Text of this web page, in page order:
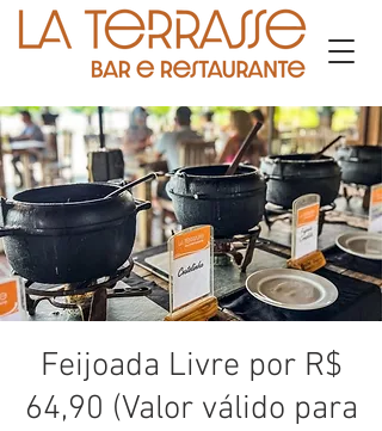
Feijoada Livre por R$
64,90 (Valor válido para